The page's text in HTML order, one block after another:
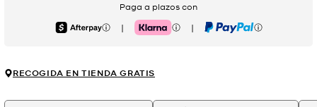
Paga a plazos con
Afterpay | Klarna | PayPal
RECOGIDA EN TIENDA GRATIS